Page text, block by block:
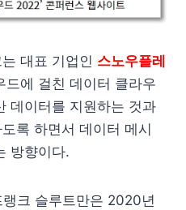
대표 기업인 스노우플레
드에 걸친 데이터 클라우
데이터를 지원하는 것과
록 하면서 데이터 메시
방향이다.
크 슬루트만은 2020년